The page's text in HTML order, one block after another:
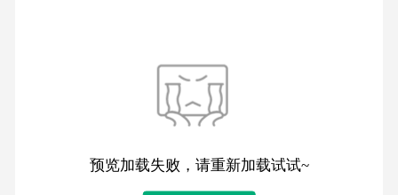
预览加载失败，请重新加载试试~